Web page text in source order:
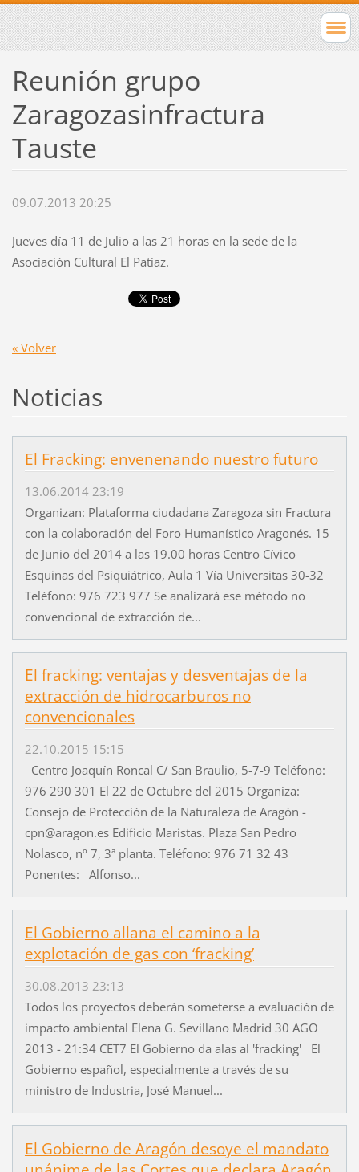
Reunión grupo
Zaragozasinfractura
Tauste
09.07.2013 20:25
Jueves día 11 de Julio a las 21 horas en la sede de la
Asociación Cultural El Patiaz.
« Volver
Noticias
El Fracking: envenenando nuestro futuro
13.06.2014 23:19
Organizan: Plataforma ciudadana Zaragoza sin Fractura
con la colaboración del Foro Humanístico Aragonés. 15
de Junio del 2014 a las 19.00 horas Centro Cívico
Esquinas del Psiquiátrico, Aula 1 Vía Universitas 30-32
Teléfono: 976 723 977 Se analizará ese método no
convencional de extracción de...
El fracking: ventajas y desventajas de la
extracción de hidrocarburos no
convencionales
22.10.2015 15:15
Centro Joaquín Roncal C/ San Braulio, 5-7-9 Teléfono:
976 290 301 El 22 de Octubre del 2015 Organiza:
Consejo de Protección de la Naturaleza de Aragón -
cpn@aragon.es Edificio Maristas. Plaza San Pedro
Nolasco, nº 7, 3ª planta. Teléfono: 976 71 32 43
Ponentes: Alfonso...
El Gobierno allana el camino a la
explotación de gas con ‘fracking’
30.08.2013 23:13
Todos los proyectos deberán someterse a evaluación de
impacto ambiental Elena G. Sevillano Madrid 30 AGO
2013 - 21:34 CET7 El Gobierno da alas al 'fracking' El
Gobierno español, especialmente a través de su
ministro de Industria, José Manuel...
El Gobierno de Aragón desoye el mandato